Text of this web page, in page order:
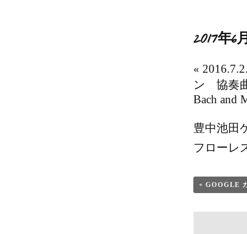
2017年6
«
ン 協奏
Bach and
豊中池田
フローレ
+ GOOGLE